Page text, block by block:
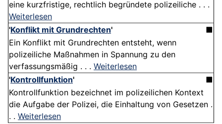
eine kurzfristige, rechtlich begründete polizeiliche . . .
Weiterlesen
'Konflikt mit Grundrechten'
■
Ein Konflikt mit Grundrechten entsteht, wenn
polizeiliche Maßnahmen in Spannung zu den
verfassungsmäßig . . . Weiterlesen
'Kontrollfunktion'
■
Kontrollfunktion bezeichnet im polizeilichen Kontext
die Aufgabe der Polizei, die Einhaltung von Gesetzen .
. . Weiterlesen